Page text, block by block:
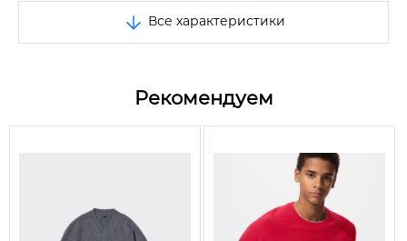
Размер
L
44% хлопок, 29% акрил,
Вырез горловины
Круглый
Все характеристики
Рекомендуем